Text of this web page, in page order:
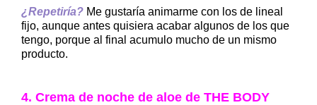
¿Repetiría? Me gustaría animarme con los de lineal
fijo, aunque antes quisiera acabar algunos de los que
tengo, porque al final acumulo mucho de un mismo
producto.
4. Crema de noche de aloe de THE BODY